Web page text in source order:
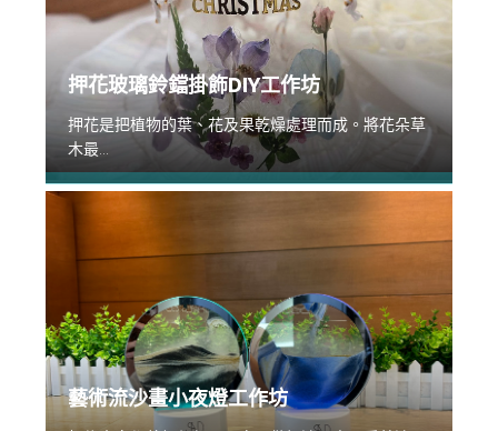
押花玻璃鈴鐺掛飾DIY工作坊
押花是把植物的葉、花及果乾燥處理而成。將花朵草
木最...
藝術流沙畫小夜燈工作坊